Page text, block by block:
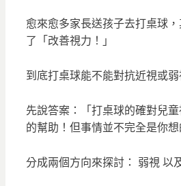
愈來愈多家長送孩子去打桌球
了「改善視力！」
到底打桌球能不能對抗近視或弱
先說答案：「打桌球的確對兒
的幫助！但事情並不完全是你想
分成兩個方向來探討： 弱視 以